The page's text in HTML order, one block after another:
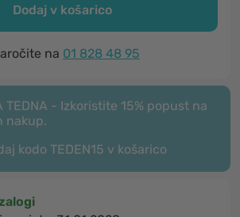
Dodaj v košarico
na 01 828 48 95
TEDNA - Izkoristite 15% popust na
nakup.
kodo TEDEN15 v košarico